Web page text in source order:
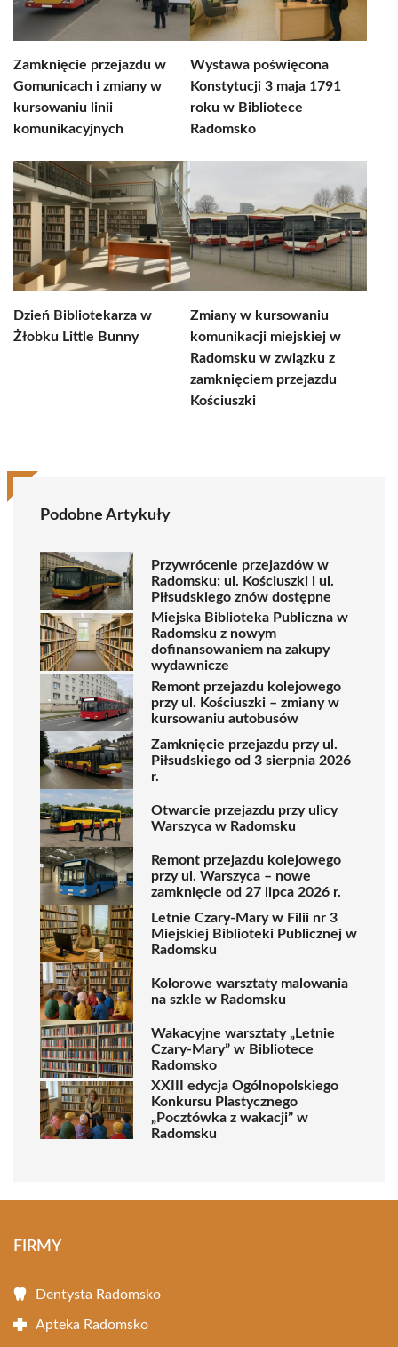
Zamknięcie przejazdu w
Gomunicach i zmiany w
kursowaniu linii
komunikacyjnych
Wystawa poświęcona
Konstytucji 3 maja 1791
roku w Bibliotece
Radomsko
Dzień Bibliotekarza w
Żłobku Little Bunny
Zmiany w kursowaniu
komunikacji miejskiej w
Radomsku w związku z
zamknięciem przejazdu
Kościuszki
Podobne Artykuły
Przywrócenie przejazdów w
Radomsku: ul. Kościuszki i ul.
Piłsudskiego znów dostępne
Miejska Biblioteka Publiczna w
Radomsku z nowym
dofinansowaniem na zakupy
wydawnicze
Remont przejazdu kolejowego
przy ul. Kościuszki – zmiany w
kursowaniu autobusów
Zamknięcie przejazdu przy ul.
Piłsudskiego od 3 sierpnia 2026
r.
Otwarcie przejazdu przy ulicy
Warszyca w Radomsku
Remont przejazdu kolejowego
przy ul. Warszyca – nowe
zamknięcie od 27 lipca 2026 r.
Letnie Czary-Mary w Filii nr 3
Miejskiej Biblioteki Publicznej w
Radomsku
Kolorowe warsztaty malowania
na szkle w Radomsku
Wakacyjne warsztaty „Letnie
Czary-Mary” w Bibliotece
Radomsko
XXIII edycja Ogólnopolskiego
Konkursu Plastycznego
„Pocztówka z wakacji” w
Radomsku
FIRMY
Dentysta Radomsko
Apteka Radomsko